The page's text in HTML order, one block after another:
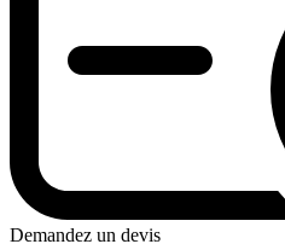
Demandez un devis